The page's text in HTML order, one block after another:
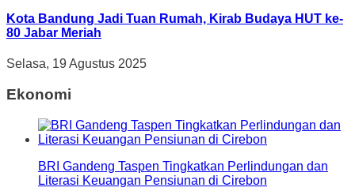
Kota Bandung Jadi Tuan Rumah, Kirab Budaya HUT ke-
80 Jabar Meriah
Selasa, 19 Agustus 2025
Ekonomi
BRI Gandeng Taspen Tingkatkan Perlindungan dan
Literasi Keuangan Pensiunan di Cirebon